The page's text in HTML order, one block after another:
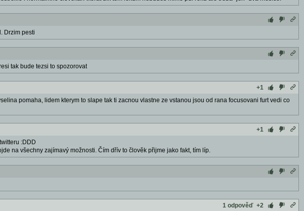
Drzim pesti
tak bude tezsi to spozorovat
+1
pomaha, lidem kterym to slape tak ti zacnou vlastne ze vstanou jsou od rana focusovani furt vedi co
+1
:DDD
na všechny zajímavý možnosti. Čím dřív to člověk přijme jako fakt, tím líp.
1 odpověď +2